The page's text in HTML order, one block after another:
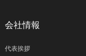
会社情報
代表挨拶